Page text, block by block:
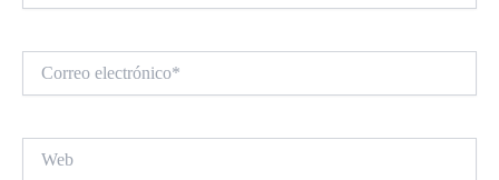
electrónico*